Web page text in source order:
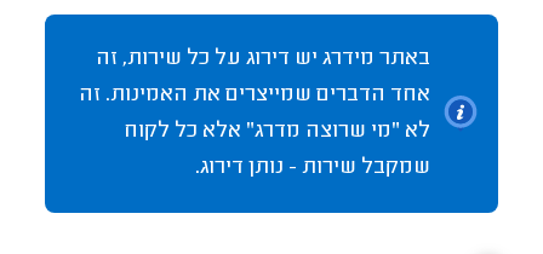
באתר מידרג יש דירוג על כל שירות, זה
אחד הדברים שמייצרים את האמינות. זה
לא "מי שרוצה מדרג" אלא כל לקוח
שמקבל שירות - נותן דירוג.